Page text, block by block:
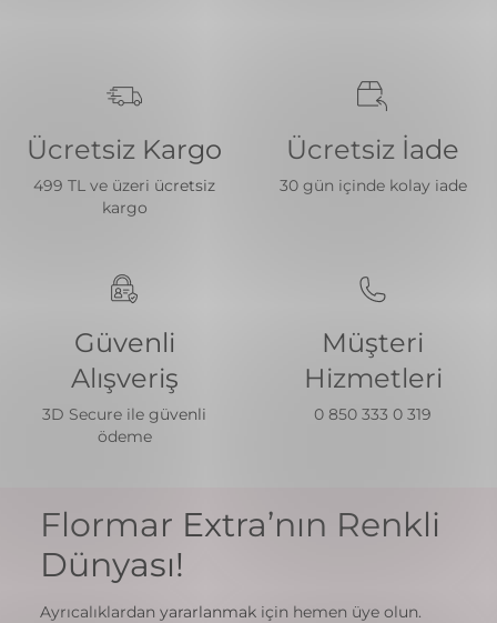
Ücretsiz Kargo
499 TL ve üzeri ücretsiz
kargo
Ücretsiz İade
30 gün içinde kolay iade
Güvenli
Alışveriş
3D Secure ile güvenli
ödeme
Müşteri
Hizmetleri
0 850 333 0 319
Flormar Extra’nın Renkli
Dünyası!
Ayrıcalıklardan yararlanmak için hemen üye olun.